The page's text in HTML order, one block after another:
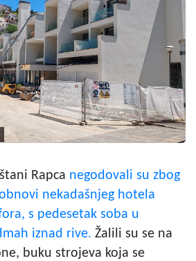
Rapca negodovali su zbog
nekadašnjeg hotela
s pedesetak soba u
iznad rive. Žalili su se na
buku strojeva koja se